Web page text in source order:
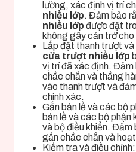
lường, xác định vị trí
nhiều lớp. Đảm bảo
nhiều lớp được đặt
không gây cản trở
Lắp đặt thanh trượt
cửa trượt nhiều lớp
vị trí đã xác định.
chắc chắn và thẳng
vào thanh trượt và
chính xác.
Gắn bản lề và các bộ
bản lề và các bộ
và bộ điều khiển. Đảm
gắn chắc chắn và
Kiểm tra và điều